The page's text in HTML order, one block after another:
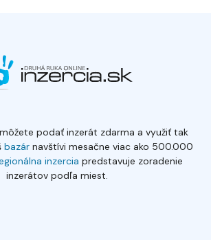
podať inzerát zdarma a využiť tak
bazárnavštívi mesačne viac ako 500.000
inzercia predstavuje zoradenie
inzerátov podľa miest.